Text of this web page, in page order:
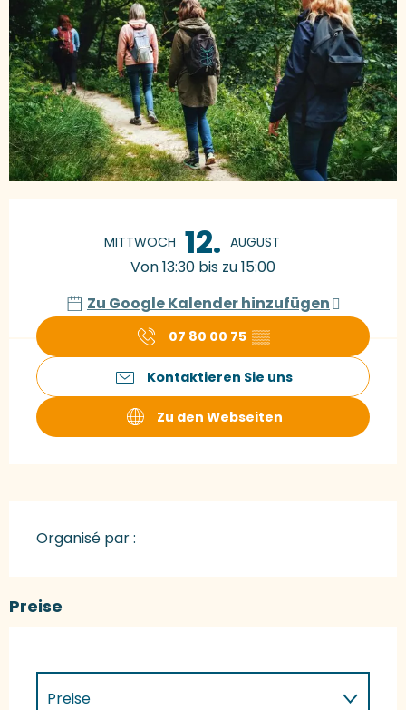
MITTWOCH 12. AUGUST
Von 13:30 bis zu 15:00
Zu Google Kalender hinzufügen
07 80 00 75 ▒▒
Kontaktieren Sie uns
Zu den Webseiten
Organisé par :
Preise
Preise